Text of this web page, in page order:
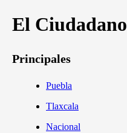
El Ciudadano
Principales
Puebla
Tlaxcala
Nacional